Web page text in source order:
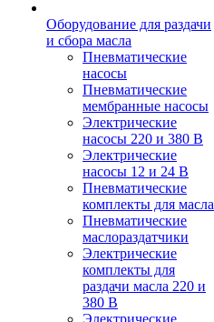
Оборудование для раздачи
и сбора масла
Пневматические
насосы
Пневматические
мембранные насосы
Электрические
насосы 220 и 380 В
Электрические
насосы 12 и 24 В
Пневматические
комплекты для масла
Пневматические
маслораздатчики
Электрические
комплекты для
раздачи масла 220 и
380 В
Электрические